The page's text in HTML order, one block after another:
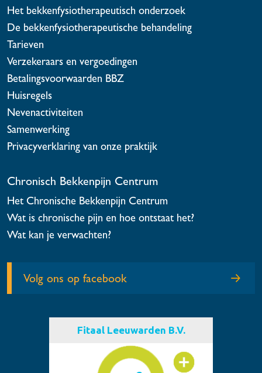
Het bekkenfysiotherapeutisch onderzoek
De bekkenfysiotherapeutische behandeling
Tarieven
Verzekeraars en vergoedingen
Betalingsvoorwaarden BBZ
Huisregels
Nevenactiviteiten
Samenwerking
Privacyverklaring van onze praktijk
Chronisch Bekkenpijn Centrum
Het Chronische Bekkenpijn Centrum
Wat is chronische pijn en hoe ontstaat het?
Wat kan je verwachten?
Volg ons op facebook